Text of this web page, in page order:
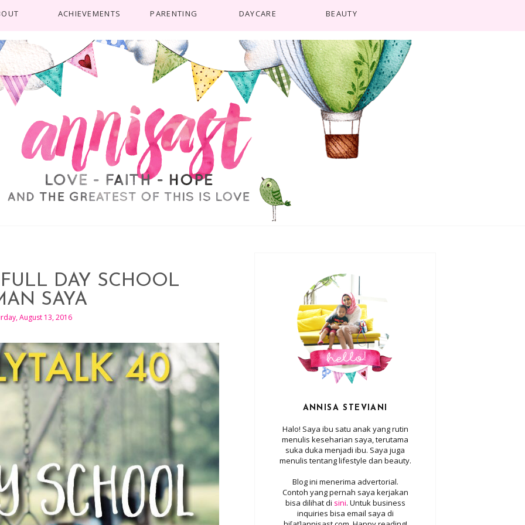
ACHIEVEMENTS PARENTING DAYCARE BEAUTY
DAY SCHOOL
SAYA
August 13, 2016
ANNISA STEVIANI
Halo! Saya ibu satu anak yang rutin
menulis keseharian saya, terutama
suka duka menjadi ibu. Saya juga
menulis tentang lifestyle dan beauty.
Blog ini menerima advertorial.
Contoh yang pernah saya kerjakan
bisa dilihat di sini. Untuk business
inquiries bisa email saya di